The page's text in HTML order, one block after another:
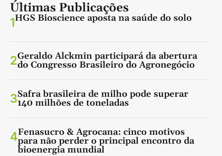
Últimas Publicações
1HGS Bioscience aposta na saúde do solo
2Geraldo Alckmin participará da abertura
do Congresso Brasileiro do Agronegócio
3Safra brasileira de milho pode superar
140 milhões de toneladas
4Fenasucro & Agrocana: cinco motivos
para não perder o principal encontro da
bioenergia mundial